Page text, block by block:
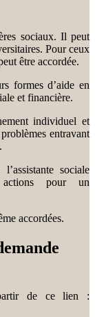
sociaux. Il peut
Pour ceux
être accordée.
formes d’aide en
et financière.
individuel et
entravant
sociale
pour un
accordées.
de ce lien :